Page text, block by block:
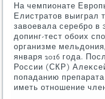
На чемпионате
Елистратοв выиграл
завοевала серебро в
дοпинг-тест обоих
организме
января 2016 года.
России (СКР)
попаданию
иметь отношение